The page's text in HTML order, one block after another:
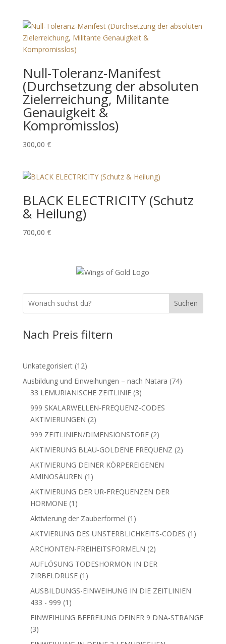
Null-Toleranz-Manifest
(Durchsetzung der absoluten
Zielerreichung, Militante
Genauigkeit &
Kompromisslos)
300,00 €
BLACK ELECTRICITY (Schutz
& Heilung)
700,00 €
Suchen
Nach Preis filtern
Unkategorisiert 1212
Produkte
Ausbildung und Einweihungen – nach Natara 7474
33 LEMURIANISCHE ZEITLINIE 33
Produkte
999 SKALARWELLEN-FREQUENZ-CODES
AKTIVIERUNGEN 22
Produkte
999 ZEITLINIEN/DIMENSIONSTORE 22
Produkte
AKTIVIERUNG BLAU-GOLDENE FREQUENZ 22
AKTIVIERUNG DEINER KÖRPEREIGENEN
AMINOSÄUREN 1 1
Produkt
AKTIVIERUNG DER UR-FREQUENZEN DER
HORMONE 1 1
Produkt
Aktivierung der Zauberformel 1 1
Produkt
AKTVIERUNG DES UNSTERBLICHKEITS-CODES 1 1
ARCHONTEN-FREIHEITSFORMELN 22
Produkte
AUFLÖSUNG TODESHORMON IN DER
ZIRBELDRÜSE 1 1
Produkt
AUSBILDUNGS-EINWEIHUNG IN DIE ZEITLINIEN
433 - 999 1 1
Produkt
EINWEIHUNG BEFREIUNG DEINER 9 DNA-STRÄNGE
33
Produkte